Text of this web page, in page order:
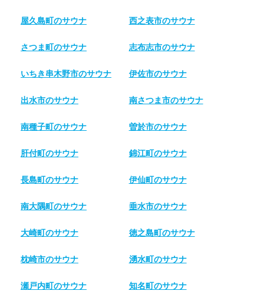
屋久島町のサウナ 西之表市のサウナ
さつま町のサウナ 志布志市のサウナ
いちき串木野市のサウナ 伊佐市のサウナ
出水市のサウナ 南さつま市のサウナ
南種子町のサウナ 曽於市のサウナ
肝付町のサウナ 錦江町のサウナ
長島町のサウナ 伊仙町のサウナ
南大隅町のサウナ 垂水市のサウナ
大崎町のサウナ 徳之島町のサウナ
枕崎市のサウナ 湧水町のサウナ
瀬戸内町のサウナ 知名町のサウナ